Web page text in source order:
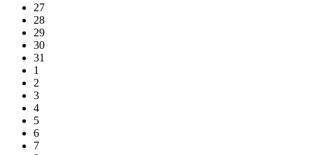
27
28
29
30
31
1
2
3
4
5
6
7